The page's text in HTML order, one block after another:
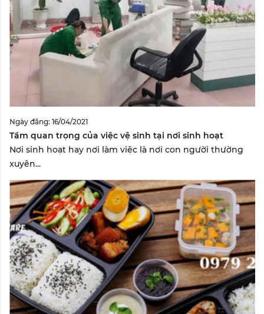
Ngày đăng: 16/04/2021
Tầm quan trọng của việc vệ sinh tại nơi sinh hoạt
Nơi sinh hoạt hay nơi làm việc là nơi con người thường
xuyên...